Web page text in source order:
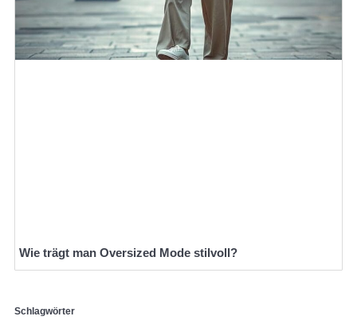
Wie trägt man Oversized Mode stilvoll?
Schlagwörter